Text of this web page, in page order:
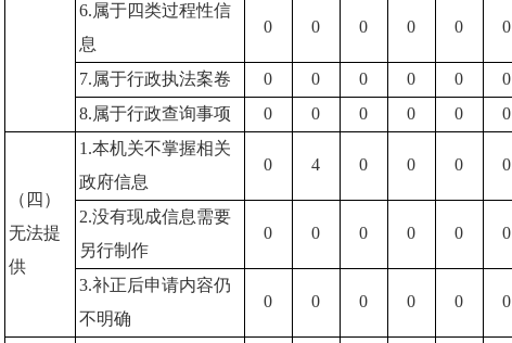
6.属于四类过程性信
息
0 0 0 0 0 0
7.属于行政执法案卷 0 0 0 0 0
0
8.属于行政查询事项
0 0 0 0 0 0
（四）
无法提
供
1.本机关不掌握相关
政府信息
0 4 0 0 0 0
2.没有现成信息需要
另行制作
0 0 0 0 0 0
3.补正后申请内容仍
不明确
0 0 0 0 0 0